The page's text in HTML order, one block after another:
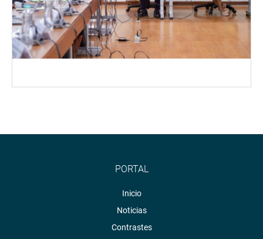
PORTAL
Inicio
Noticias
Contrastes